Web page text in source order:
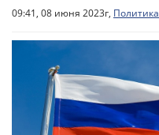
09:41, 08 июня 2023г, Политика